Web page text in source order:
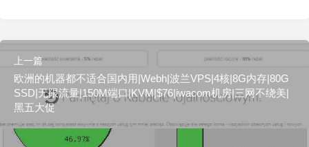
上一篇
欧洲的机器都不适合国内用|Webh|波兰VPS|4核|8G内存|80G
SSD|无限流量|150M端口|KVM|$76|iwacom机房|三网不绕美|
黑五大促